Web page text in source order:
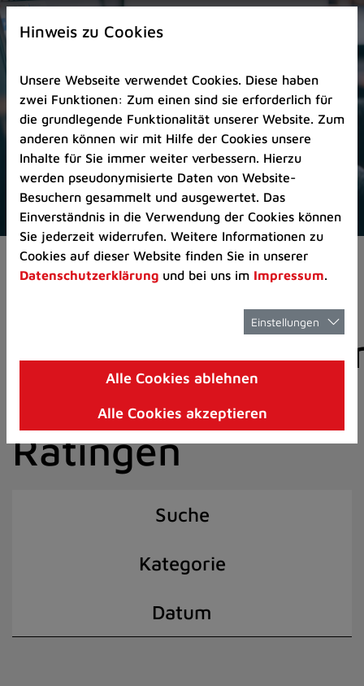
Zur
Startseite
Zum
Seitenanfang
springen
(Schnelltaste
A)
Zur
Navigation/Menü
springen
(Schnelltaste
M)
Zur
8)
I)
Aktuelles Pressemitteilungen
der Stadt
Ratingen
Suche
Kategorie
Datum
Hinweis zu Cookies
Unsere Webseite verwendet Cookies. Diese haben
zwei Funktionen: Zum einen sind sie erforderlich für
die grundlegende Funktionalität unserer Website. Zum
anderen können wir mit Hilfe der Cookies unsere
Inhalte für Sie immer weiter verbessern. Hierzu
werden pseudonymisierte Daten von Website-
Besuchern gesammelt und ausgewertet. Das
Einverständnis in die Verwendung der Cookies können
Sie jederzeit widerrufen. Weitere Informationen zu
Cookies auf dieser Website finden Sie in unserer
Datenschutzerklärung und bei uns im Impressum.
Einstellungen
Alle Cookies ablehnen
Alle Cookies akzeptieren